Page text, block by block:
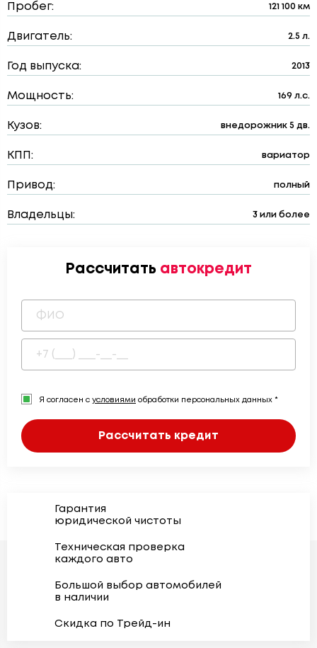
Пробег: 121 100 км
Двигатель: 2.5 л.
Год выпуска: 2013
Мощность: 169 л.с.
Кузов: внедорожник 5 дв.
КПП: вариатор
Привод: полный
Владельцы: 3 или более
Рассчитать автокредит
Я согласен с условиями обработки персональных данных *
Рассчитать кредит
Гарантия
юридической чистоты
Техническая проверка
каждого авто
Большой выбор автомобилей
в наличии
Скидка по Трейд-ин